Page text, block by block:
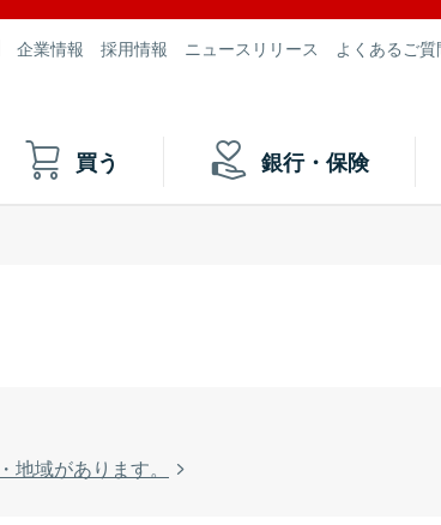
企業情報 採用情報 ニュースリリース よくあるご
買う 銀行・保険
域があります。